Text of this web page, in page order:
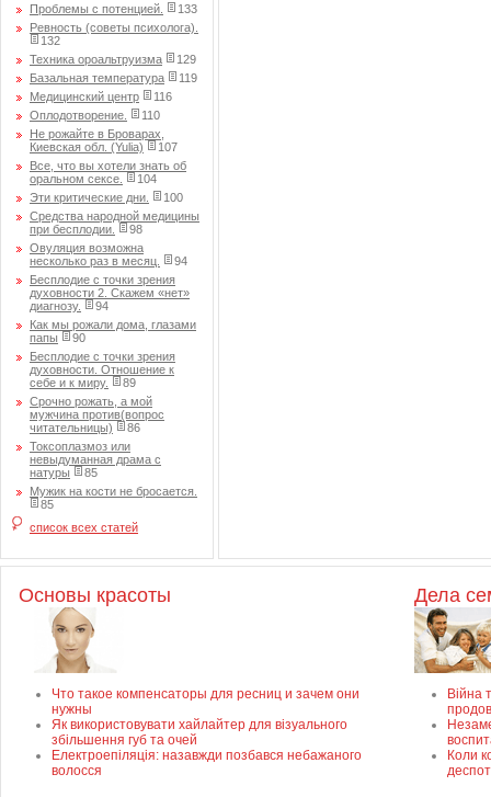
Проблемы с потенцией.
133
Ревность (советы психолога).
132
Техника ороальтруизма
129
Базальная температура
119
Медицинский центр
116
Оплодотворение.
110
Не рожайте в Броварах,
Киевская обл. (Yulia)
107
Все, что вы хотели знать об
оральном сексе.
104
Эти критические дни.
100
Средства народной медицины
при бесплодии.
98
Овуляция возможна
несколько раз в месяц.
94
Бесплодие с точки зрения
духовности 2. Скажем «нет»
диагнозу.
94
Как мы рожали дома, глазами
папы
90
Бесплодие с точки зрения
духовности. Отношение к
себе и к миру.
89
Срочно рожать, а мой
мужчина против(вопрос
читательницы)
86
Токсоплазмоз или
невыдуманная драма с
натуры
85
Мужик на кости не бросается.
85
список всех статей
Основы красоты
Что такое компенсаторы для ресниц и зачем они
нужны
Як використовувати хайлайтер для візуального
збільшення губ та очей
Електроепіляція: назавжди позбався небажаного
волосся
Дела
Війна
Коли